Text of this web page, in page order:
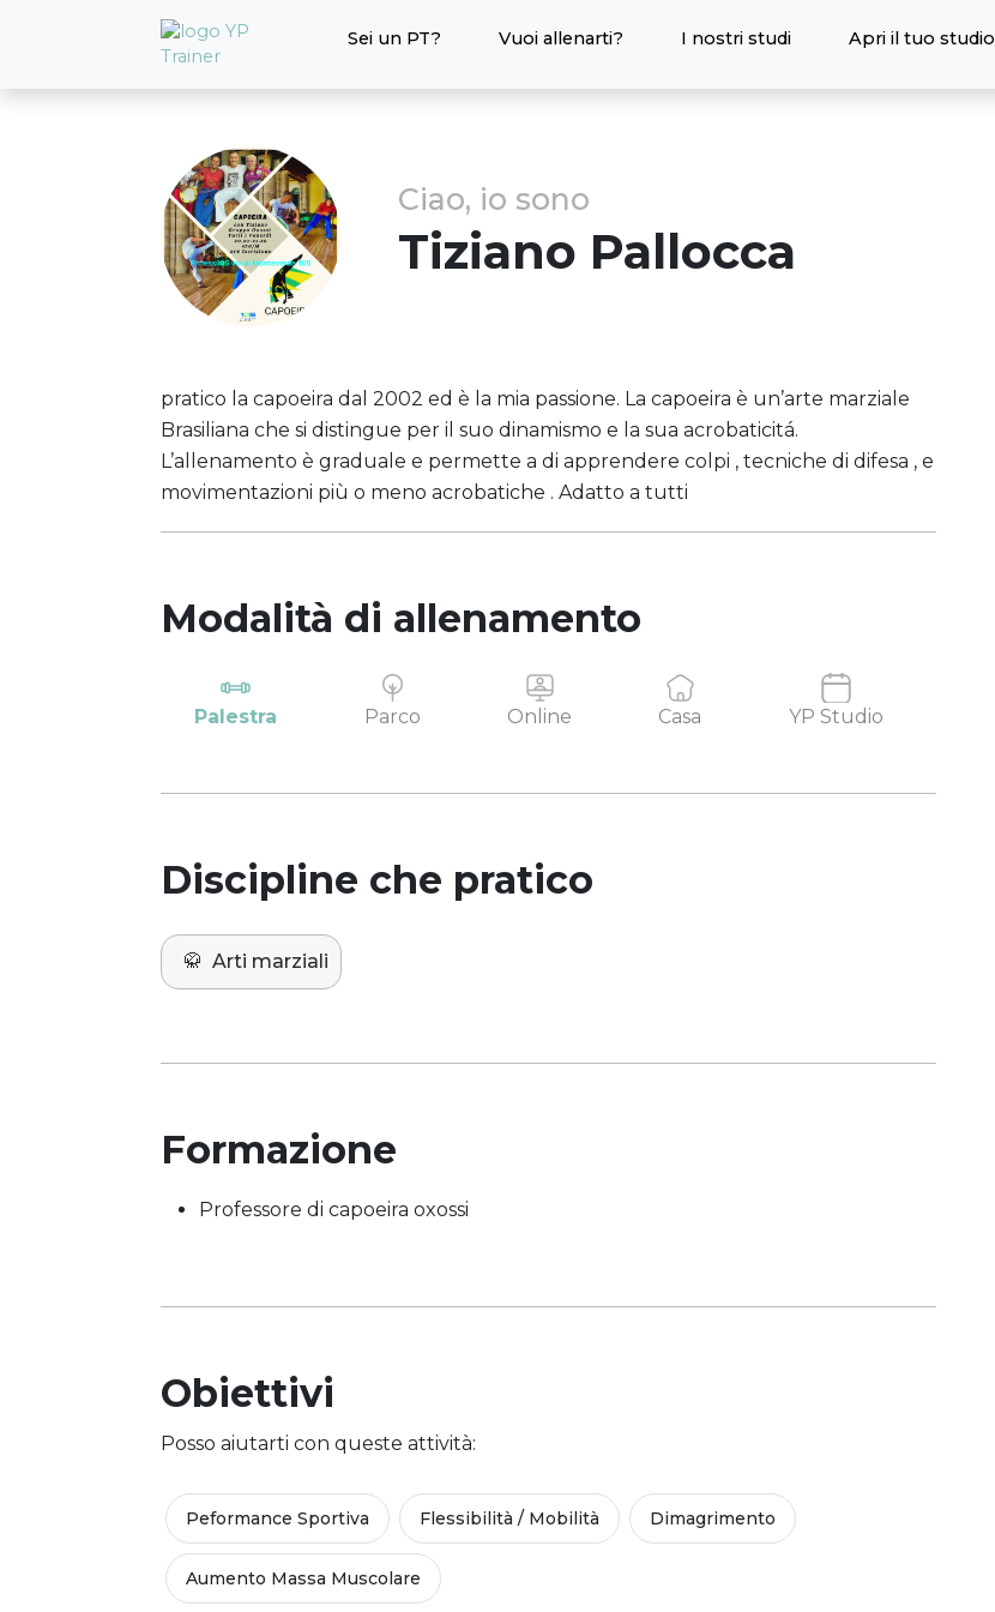
Sei un PT? Vuoi allenarti? I nostri studi Apri il tuo studio
Ciao, io sono
Tiziano Pallocca
pratico la capoeira dal 2002 ed è la mia passione. La capoeira è un’arte marziale
Brasiliana che si distingue per il suo dinamismo e la sua acrobaticitá.
L’allenamento è graduale e permette a di apprendere colpi , tecniche di difesa , e
movimentazioni più o meno acrobatiche . Adatto a tutti
Modalità di allenamento
Palestra Parco Online Casa YP Studio
Discipline che pratico
🥋 Arti marziali
Formazione
Professore di capoeira oxossi
Obiettivi
Posso aiutarti con queste attività:
Peformance Sportiva Flessibilità / Mobilità Dimagrimento
Aumento Massa Muscolare